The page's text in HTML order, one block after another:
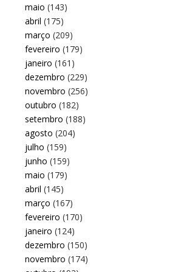
maio (143)
abril (175)
março (209)
fevereiro (179)
janeiro (161)
dezembro (229)
novembro (256)
outubro (182)
setembro (188)
agosto (204)
julho (159)
junho (159)
maio (179)
abril (145)
março (167)
fevereiro (170)
janeiro (124)
dezembro (150)
novembro (174)